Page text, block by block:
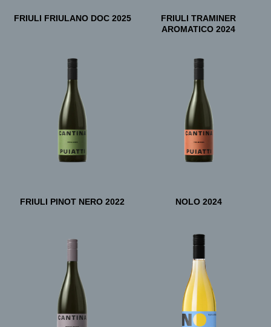
FRIULI FRIULANO DOC 2025
FRIULI TRAMINER
AROMATICO 2024
FRIULI PINOT NERO 2022 NOLO 2024